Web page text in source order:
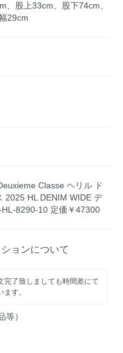
、股上33cm、股下74cm、
29cm
Classe ヘリル ド
2025 HL DENIM WIDE デ
8290-10 定価￥47300
ョンについて
了致しましても時間差にて
す。
等）